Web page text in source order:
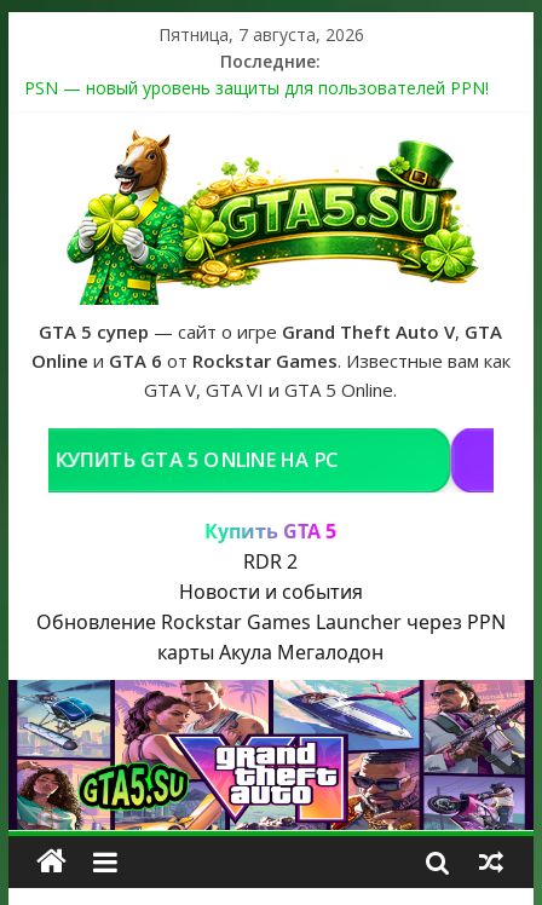
Пятница, 7 августа, 2026
Последние:
PSN — новый уровень защиты для пользователей PPN!
The Kortz Center Heist выйдет в GTA Online уже 14 июля
Регистрация в Rockstar Games Social Club ошибка #1.500.7:
как зарегистрировать аккаунт и войти без проблем в 2026
Получайте особые награды в GTA Online по программе
Fine Art Collector
GTA 6 официальная обложка игры и Предзаказ Grand Theft
Auto VI
GTA 5 супер — сайт о игре Grand Theft Auto V, GTA
Online и GTA 6 от Rockstar Games. Известные вам как
GTA V, GTA VI и GTA 5 Online.
РЕШЕНИЕ ПРОБЛЕМ С GTA В
Купить GTA 5
RDR 2
Новости и события
Обновление Rockstar Games Launcher через PPN
карты Акула Мегалодон